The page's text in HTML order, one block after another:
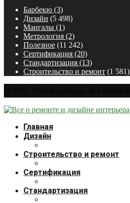
Барбекю (3)
Дизайн (5 498)
Мангалы (1)
Метрология (2)
Полезное (11 242)
Сертификация (20)
Стандартизация (13)
Строительство и ремонт (1 581)
Главная
Дизайн
Строительство и ремонт
Сертификация
Стандартизация